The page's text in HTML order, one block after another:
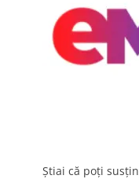
Știai că poți